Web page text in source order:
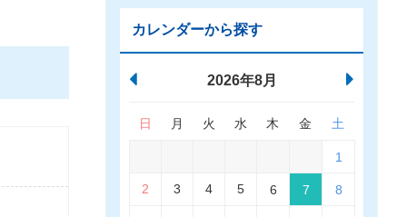
カレンダーから探す
2026年8月
日 月 火 水 木 金 土
1
2 3 4 5 6 7 8